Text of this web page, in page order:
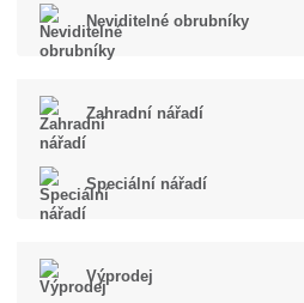
Neviditelné obrubníky
Zahradní nářadí
Speciální nářadí
Výprodej